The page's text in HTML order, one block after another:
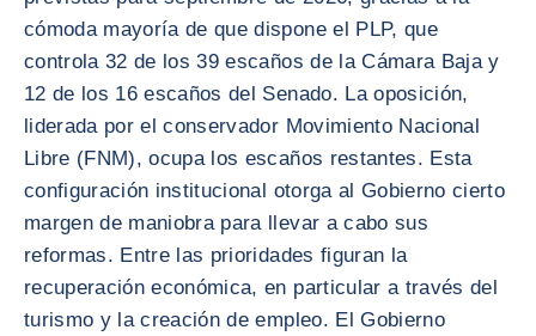
cómoda mayoría de que dispone el PLP, que
controla 32 de los 39 escaños de la Cámara Baja y
12 de los 16 escaños del Senado. La oposición,
liderada por el conservador Movimiento Nacional
Libre (FNM), ocupa los escaños restantes. Esta
configuración institucional otorga al Gobierno cierto
margen de maniobra para llevar a cabo sus
reformas. Entre las prioridades figuran la
recuperación económica, en particular a través del
turismo y la creación de empleo. El Gobierno